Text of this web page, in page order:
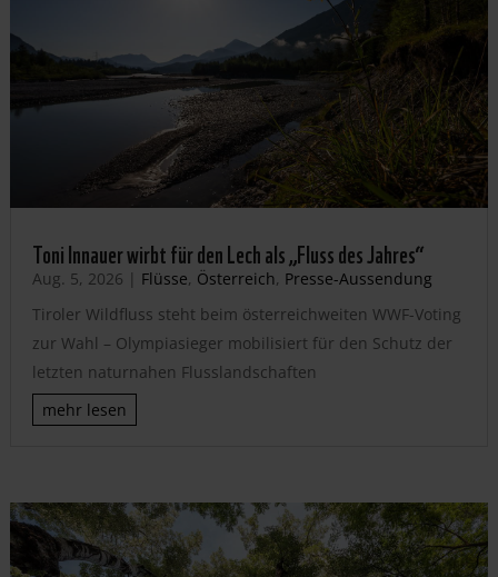
Toni Innauer wirbt für den Lech als „Fluss des Jahres“
Aug. 5, 2026 | Flüsse, Österreich, Presse-Aussendung
Tiroler Wildfluss steht beim österreichweiten WWF-Voting
zur Wahl – Olympiasieger mobilisiert für den Schutz der
letzten naturnahen Flusslandschaften
mehr lesen